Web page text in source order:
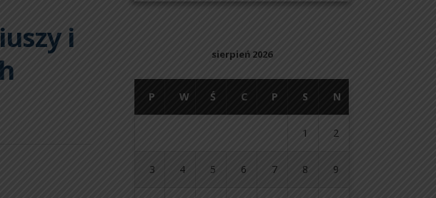
i
sierpień 2026
P W Ś C P S N
1 2
3 4 5 6 7 8 9